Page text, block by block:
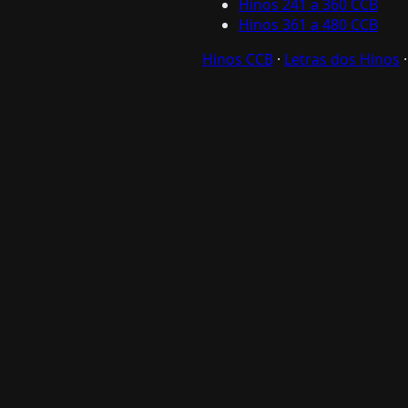
Hinos 241 a 360 CCB
Hinos 361 a 480 CCB
Hinos CCB · Letras dos Hinos ·